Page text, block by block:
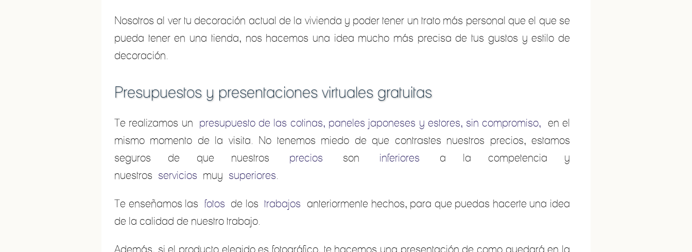
Nosotros al ver tu decoración actual de la vivienda y poder tener un trato más personal que el que se
pueda tener en una tienda, nos hacemos una idea mucho más precisa de tus gustos y estilo de
decoración.
Presupuestos y presentaciones virtuales gratuitas
Te realizamos un presupuesto de las cotinas, paneles japoneses y estores, sin compromiso, en el
mismo momento de la visita. No tenemos miedo de que contrastes nuestros precios, estamos
seguros de que nuestros precios son inferiores a la competencia y
nuestros servicios muy superiores
Te enseñamos las fotos de los trabajos anteriormente hechos, para que puedas hacerte una idea
de la calidad de nuestro trabajo.
Además, si el producto elegido es fotográfico, te hacemos una presentación de como quedará en la